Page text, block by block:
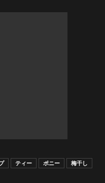
ティー ポニー 梅干し